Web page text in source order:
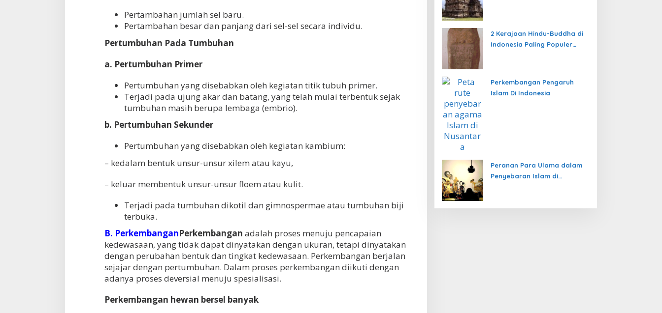
Pertambahan jumlah sel baru.
Pertambahan besar dan panjang dari sel-sel secara individu.
Pertumbuhan Pada Tumbuhan
a. Pertumbuhan Primer
Pertumbuhan yang disebabkan oleh kegiatan titik tubuh primer.
Terjadi pada ujung akar dan batang, yang telah mulai terbentuk sejak
tumbuhan masih berupa lembaga (embrio).
b. Pertumbuhan Sekunder
Pertumbuhan yang disebabkan oleh kegiatan kambium:
– kedalam bentuk unsur-unsur xilem atau kayu,
– keluar membentuk unsur-unsur floem atau kulit.
Terjadi pada tumbuhan dikotil dan gimnospermae atau tumbuhan biji
terbuka.
B. PerkembanganPerkembangan adalah proses menuju pencapaian
kedewasaan, yang tidak dapat dinyatakan dengan ukuran, tetapi dinyatakan
dengan perubahan bentuk dan tingkat kedewasaan. Perkembangan berjalan
sejajar dengan pertumbuhan. Dalam proses perkembangan diikuti dengan
adanya proses deversial menuju spesialisasi.
Perkembangan hewan bersel banyak
2 Kerajaan Hindu-Buddha di
Indonesia Paling Populer
Perkembangan Pengaruh
Islam Di Indonesia
Peranan Para Ulama dalam
Penyebaran Islam di